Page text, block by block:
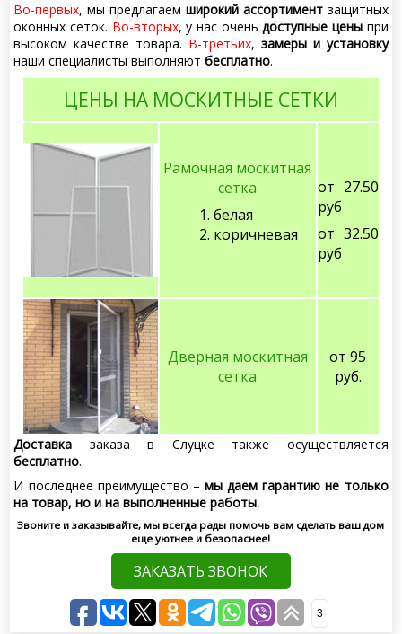
Во-первых, мы предлагаем широкий ассортиментзащитных
оконных сеток. Во-вторых, у нас оченьдоступные ценыпри
высоком качестве товара. В-третьих, замеры и установку
наши специалисты выполняютбесплатно.
ЦЕНЫ НА МОСКИТНЫЕ СЕТКИ
Рамочная москитная
сетка
белая
коричневая
от 27.50
руб
от 32.50
руб
Дверная москитная
сетка
от 95
руб.
Доставка заказа в Слуцке также осуществляется
бесплатно.
И последнее преимущество – мы даем гарантию не только
на товар, но и на выполненные работы.
Звоните и заказывайте, мы всегда рады помочь вам сделать ваш дом
еще уютнее и безопаснее!
ЗАКАЗАТЬ ЗВОНОК
3